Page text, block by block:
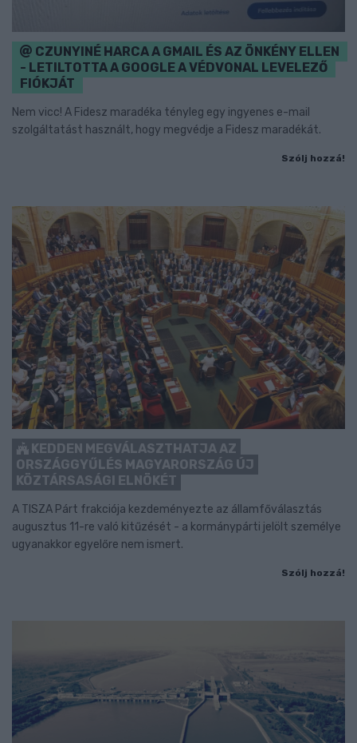
CZUNYINÉ HARCA A GMAIL ÉS AZ ÖNKÉNY ELLEN
- LETILTOTTA A GOOGLE A VÉDVONAL LEVELEZŐ
FIÓKJÁT
Nem vicc! A Fidesz maradéka tényleg egy ingyenes e-mail
szolgáltatást használt, hogy megvédje a Fidesz maradékát.
Szólj hozzá!
KEDDEN MEGVÁLASZTHATJA AZ
ORSZÁGGYŰLÉS MAGYARORSZÁG ÚJ
KÖZTÁRSASÁGI ELNÖKÉT
A TISZA Párt frakciója kezdeményezte az államfőválasztás
augusztus 11-re való kitűzését - a kormánypárti jelölt személye
ugyanakkor egyelőre nem ismert.
Szólj hozzá!